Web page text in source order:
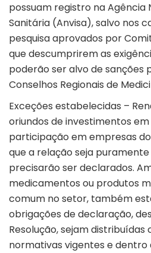
possuam registro na Agência
Sanitária (Anvisa), salvo nos
pesquisa aprovados por
que descumprirem as
poderão ser alvo de sanções
Conselhos Regionais de
Exceções estabelecidas –
oriundos de investimentos
participação em empresas
que a relação seja
precisarão ser declarados.
medicamentos ou produtos
comum no setor, também
obrigações de declaração,
Resolução, sejam distribuídas
normativas vigentes e dentro